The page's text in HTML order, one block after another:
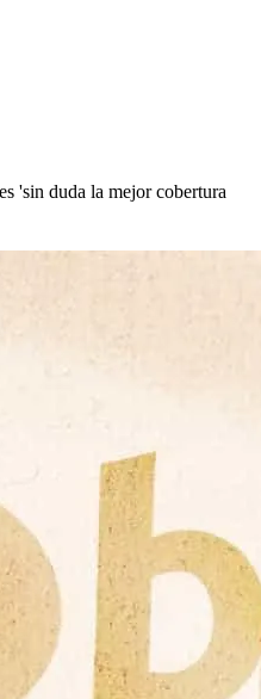
'sin duda la mejor cobertura